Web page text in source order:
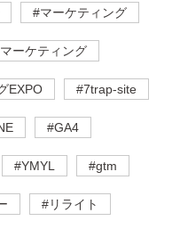
#マーケティング
ーケティング
EXPO #7trap-site
#GA4
#YMYL #gtm
#リライト